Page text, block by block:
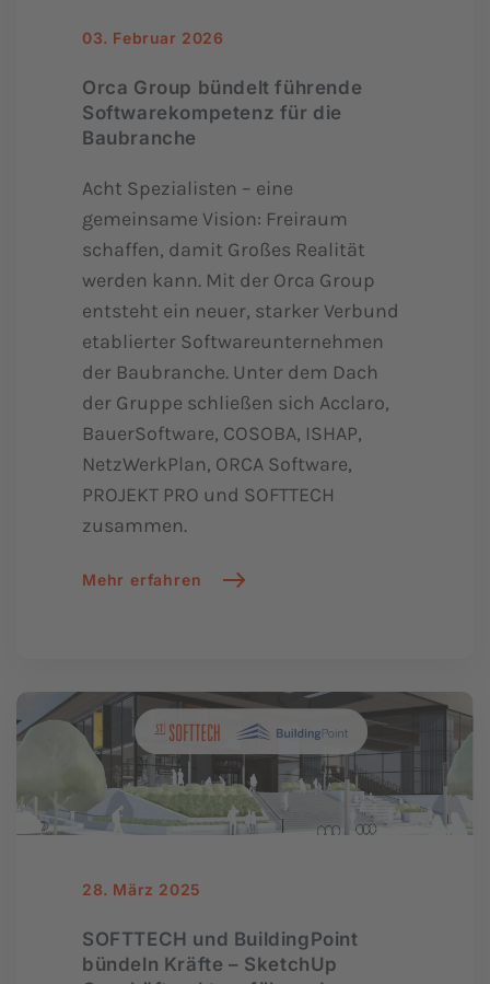
03. Februar 2026
Orca Group bündelt führende
Softwarekompetenz für die
Baubranche
Acht Spezialisten – eine
gemeinsame Vision: Freiraum
schaffen, damit Großes Realität
werden kann. Mit der Orca Group
entsteht ein neuer, starker Verbund
etablierter Softwareunternehmen
der Baubranche. Unter dem Dach
der Gruppe schließen sich Acclaro,
BauerSoftware, COSOBA, ISHAP,
NetzWerkPlan, ORCA Software,
PROJEKT PRO und SOFTTECH
zusammen.
Mehr erfahren
28. März 2025
SOFTTECH und BuildingPoint
bündeln Kräfte – SketchUp